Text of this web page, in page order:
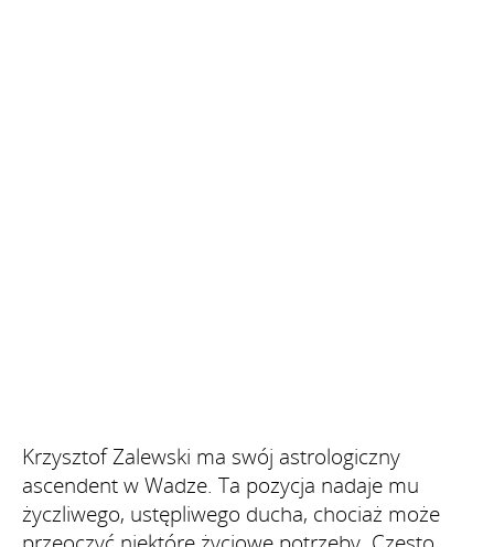
Krzysztof Zalewski ma swój astrologiczny
ascendent w Wadze. Ta pozycja nadaje mu
życzliwego, ustępliwego ducha, chociaż może